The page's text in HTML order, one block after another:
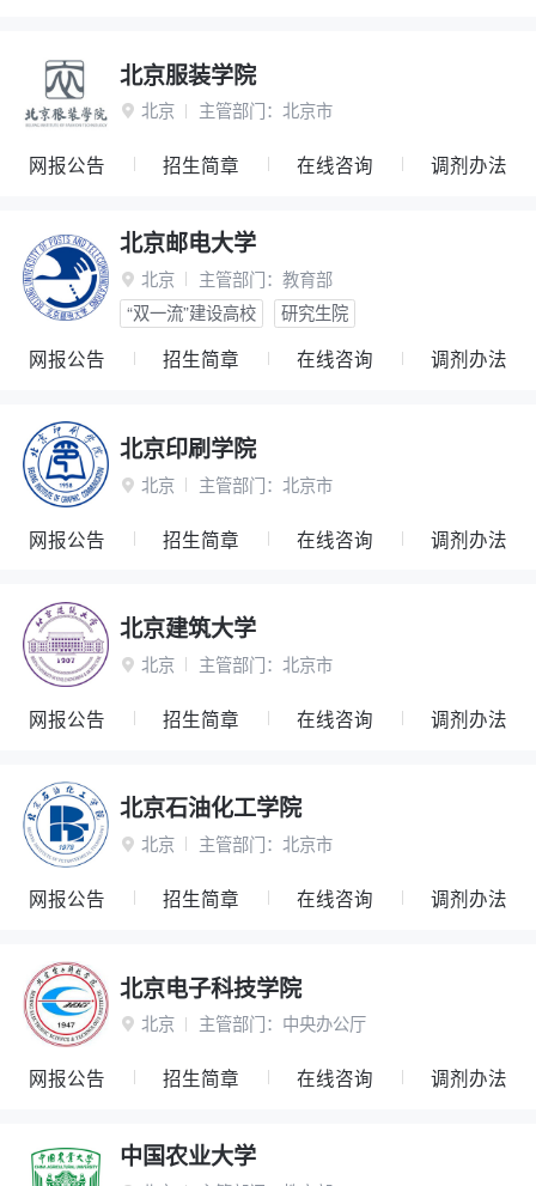
北京服装学院
 北京 主管部门： 北京市
网报公告 招生简章 在线咨询 调剂办法
北京邮电大学
 北京 主管部门： 教育部
“双一流”建设高校
研究生院
网报公告 招生简章 在线咨询 调剂办法
北京印刷学院
 北京 主管部门： 北京市
网报公告 招生简章 在线咨询 调剂办法
北京建筑大学
 北京 主管部门： 北京市
网报公告 招生简章 在线咨询 调剂办法
北京石油化工学院
 北京 主管部门： 北京市
网报公告 招生简章 在线咨询 调剂办法
北京电子科技学院
 北京 主管部门： 中央办公厅
网报公告 招生简章 在线咨询 调剂办法
中国农业大学